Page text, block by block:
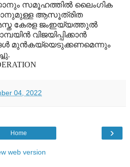
സമൂഹത്തിൽ ലൈംഗിക
ആസൂത്രിത
കേരള ജംഇയ്യത്തുൽ
വിജയിപ്പിക്കാൻ
മുൻകയ്യെടുക്കണമെന്നും
04, 2022
›
Home
web version